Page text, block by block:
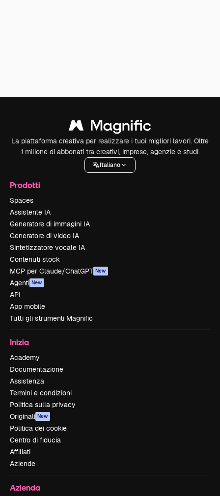
La piattaforma creativa per realizzare i tuoi migliori lavori. Oltre
1 milione di abbonati tra creativi, imprese, agenzie e studi.
Italiano
Prodotti
Spaces
Assistente IA
Generatore di immagini IA
Generatore di video IA
Sintetizzatore vocale IA
Contenuti stock
MCP per Claude/ChatGPT New
Agenti New
API
App mobile
Tutti gli strumenti Magnific
Inizia
Academy
Documentazione
Assistenza
Termini e condizioni
Politica sulla privacy
Originali New
Politica dei cookie
Centro di fiducia
Affiliati
Aziende
Azienda